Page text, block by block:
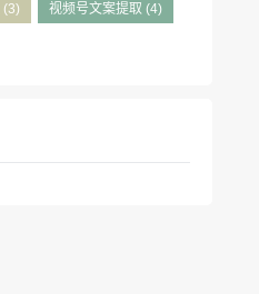
(3) 视频号文案提取 (4)